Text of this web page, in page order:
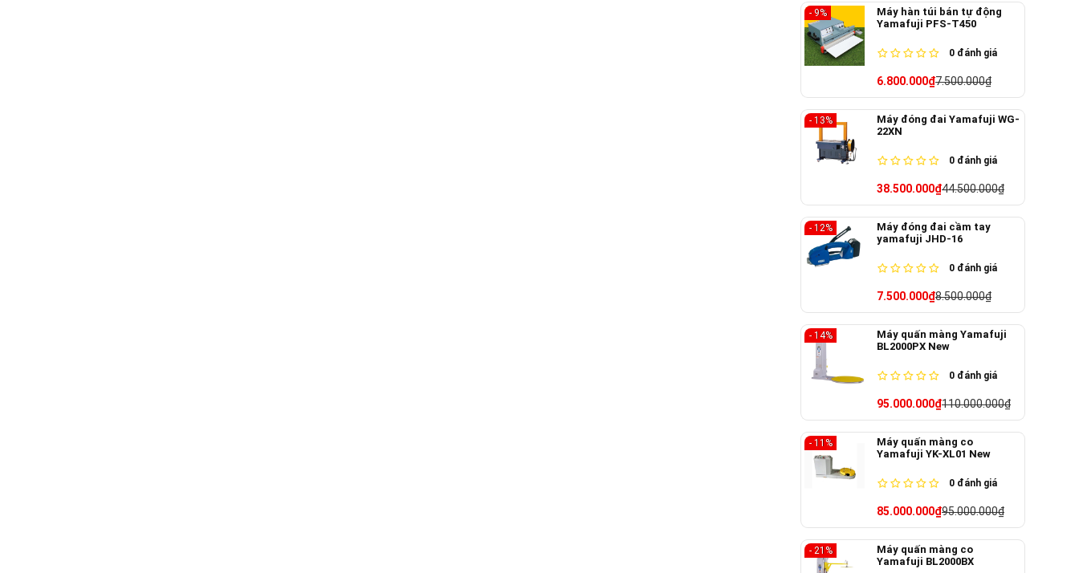
- 9%
Máy hàn túi bán tự động
Yamafuji PFS-T450
0 đánh giá
6.800.000₫7.500.000₫
- 13%
Máy đóng đai Yamafuji WG-
22XN
0 đánh giá
38.500.000₫44.500.000₫
- 12%
Máy đóng đai cầm tay
yamafuji JHD-16
0 đánh giá
7.500.000₫8.500.000₫
- 14%
Máy quấn màng Yamafuji
BL2000PX New
0 đánh giá
95.000.000₫110.000.000₫
- 11%
Máy quấn màng co
Yamafuji YK-XL01 New
0 đánh giá
85.000.000₫95.000.000₫
- 21%
Máy quấn màng co
Yamafuji BL2000BX